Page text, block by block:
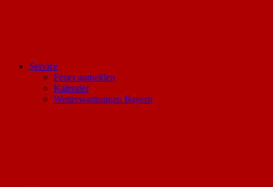
Service
Feuer anmelden
Kalender
Wetterwarnungen Bayern